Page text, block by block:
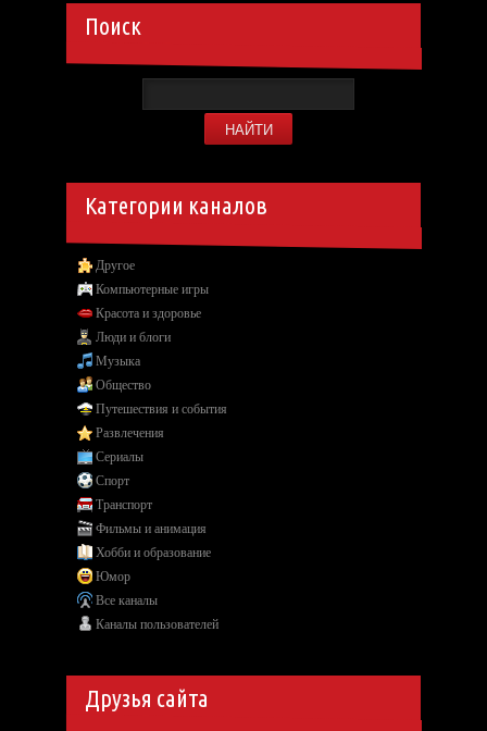
Поиск
Категории каналов
Другое
Компьютерные игры
Красота и здоровье
Люди и блоги
Музыка
Общество
Путешествия и события
Развлечения
Сериалы
Спорт
Транспорт
Фильмы и анимация
Хобби и образование
Юмор
Все каналы
Каналы пользователей
Друзья сайта